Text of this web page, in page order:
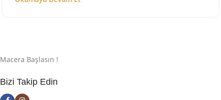
Macera Başlasın !
Bizi Takip Edin